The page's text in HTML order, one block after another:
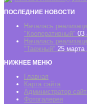
ПОСЛЕДНИЕ НОВОСТИ
Началась
"Кооперативный" 03
Началась
"Таежный" 25 марта
НИЖНЕЕ МЕНЮ
Главная
Карта сайта
Администратор
Фотогалерея